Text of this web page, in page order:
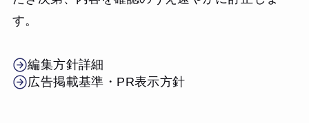
す。
編集方針詳細
広告掲載基準・PR表示方針